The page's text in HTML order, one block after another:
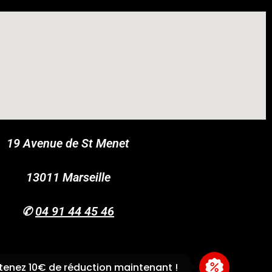
19 Avenue de St Menet
13011 Marseille
✆04 91 44 45 46
10€ de réduction maintenant !